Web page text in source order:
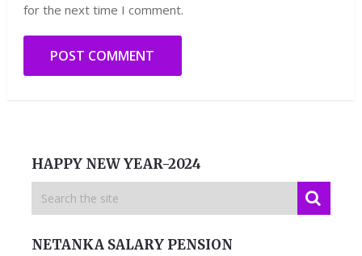
for the next time I comment.
HAPPY NEW YEAR-2024
NETANKA SALARY PENSION